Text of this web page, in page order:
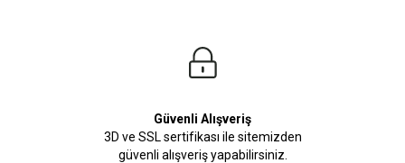
Manken Bedenleri Üst Grup M, Alt Grup 33 Beden ( Medium )
Güvenli Alışveriş
3D ve SSL sertifikası ile sitemizden
güvenli alışveriş yapabilirsiniz.